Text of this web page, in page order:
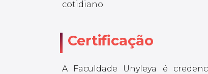
cotidiano.
Certificação
A Faculdade Unyleya é